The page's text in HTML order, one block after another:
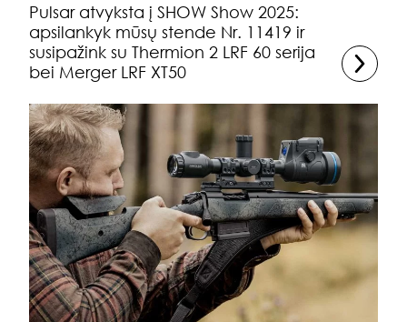
Pulsar atvyksta į SHOW Show 2025:
apsilankyk mūsų stende Nr. 11419 ir
susipažink su Thermion 2 LRF 60 serija
bei Merger LRF XT50